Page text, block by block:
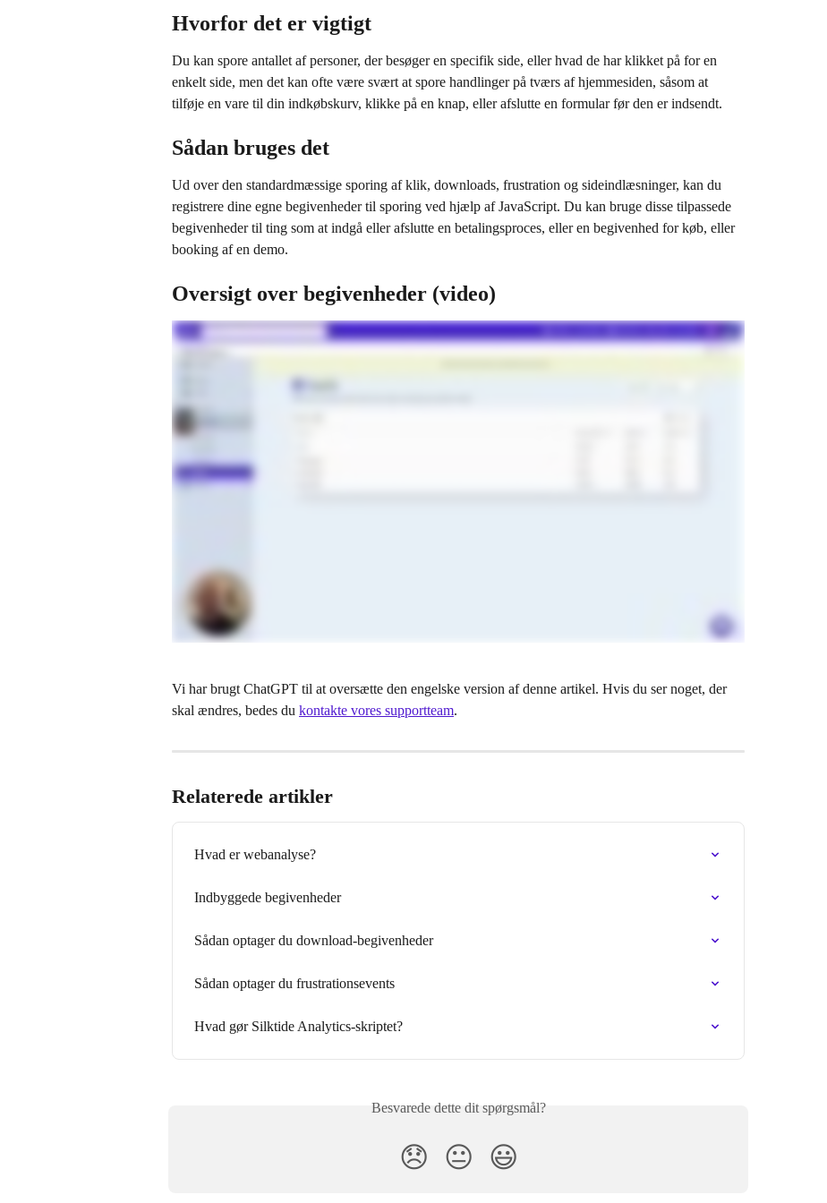
Hvorfor det er vigtigt
Du kan spore antallet af personer, der besøger en specifik side, eller hvad de har klikket på for en
enkelt side, men det kan ofte være svært at spore handlinger på tværs af hjemmesiden, såsom at
tilføje en vare til din indkøbskurv, klikke på en knap, eller afslutte en formular før den er indsendt.
Sådan bruges det
Ud over den standardmæssige sporing af klik, downloads, frustration og sideindlæsninger, kan du
registrere dine egne begivenheder til sporing ved hjælp af JavaScript. Du kan bruge disse tilpassede
begivenheder til ting som at indgå eller afslutte en betalingsproces, eller en begivenhed for køb, eller
booking af en demo.
Oversigt over begivenheder (video)
Vi har brugt ChatGPT til at oversætte den engelske version af denne artikel. Hvis du ser noget, der
skal ændres, bedes du kontakte vores supportteam.
Relaterede artikler
Hvad er webanalyse?
Indbyggede begivenheder
Sådan optager du download-begivenheder
Sådan optager du frustrationsevents
Hvad gør Silktide Analytics-skriptet?
Besvarede dette dit spørgsmål?
😞 😐 😃